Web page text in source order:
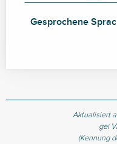
Gesprochene
Gesprochene
Aktualisiert
gei
(Kennung